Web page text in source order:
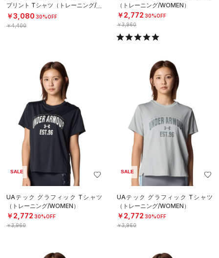
プリント Tシャツ（トレーニング/W
OMEN）
￥3,080 30%OFF
￥4,400
（トレーニング/WOMEN）
￥2,772 30%OFF
￥3,960
SALE
UAテック グラフィック Tシャツ
（トレーニング/WOMEN）
￥2,772 30%OFF
￥3,960
SALE
UAテック グラフィック Tシャツ
（トレーニング/WOMEN）
￥2,772 30%OFF
￥3,960